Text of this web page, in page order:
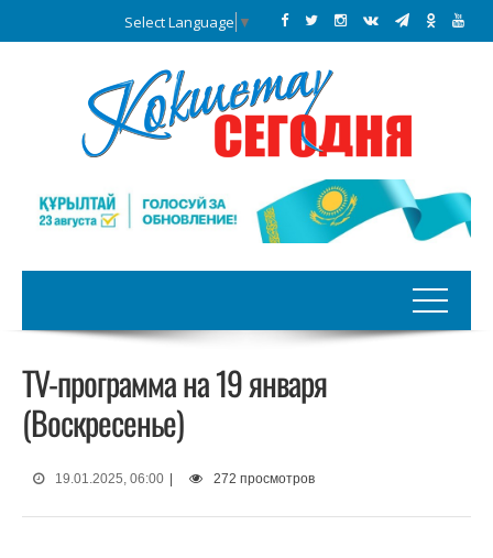
Select Language ▼
TV-программа на 19 января
(Воскресенье)
19.01.2025, 06:00 272 просмотров